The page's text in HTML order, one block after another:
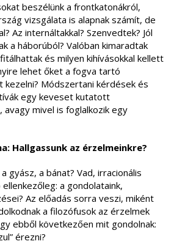
beszélünk a frontkatonákról,
vizsgálata is alapnak számít, de
Az internáltakkal? Szenvedtek? Jól
a háborúból? Valóban kimaradtak
és milyen kihívásokkal kellett
lehet őket a fogva tartó
Módszertani kérdések és
egy keveset kutatott
avagy mivel is foglalkozik egy
Hallgassunk az érzelmeinkre?
gyász, a bánat? Vad, irracionális
a gondolataink,
Az előadás sorra veszi, miként
a filozófusok az érzelmek
ebből következően mit gondolnak:
érezni?